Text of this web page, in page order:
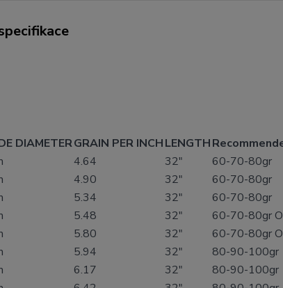
DIAMETERGRAIN PER INCHLENGTH
4.64 32"
60-70-80gr
4.90 32"
60-70-80gr
5.34 32"
60-70-80gr
5.48 32"
60-70-80gr
5.80 32"
60-70-80gr
5.94 32"
80-90-100gr
6.17 32"
80-90-100gr